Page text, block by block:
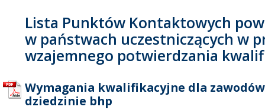
Lista Punktów Kontaktowych
w państwach uczestniczących w
wzajemnego potwierdzania
Wymagania kwalifikacyjne dla
dziedzinie bhp